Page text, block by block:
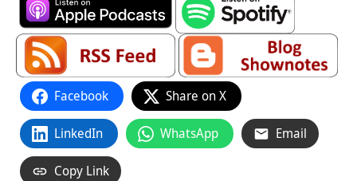
Facebook Share on X
LinkedIn WhatsApp Email
Copy Link